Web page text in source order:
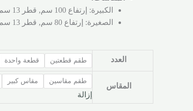
الكبيرة: إرتفاع 100 سم, قطر 13 سم
الصغيرة: إرتفاع 80 سم, قطر 13 سم
العدد طقم قطعتين قطعة واحدة
المقاس
طقم مقاسين مقاس كبير
إزالة